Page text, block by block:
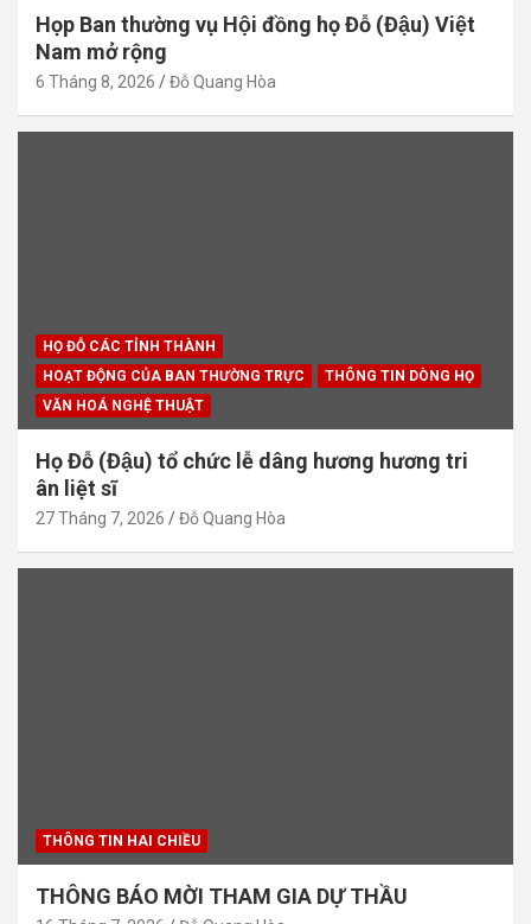
Họp Ban thường vụ Hội đồng họ Đỗ (Đậu) Việt
Nam mở rộng
6 Tháng 8, 2026 Đỗ Quang Hòa
HỌ ĐỖ CÁC TỈNH THÀNH
HOẠT ĐỘNG CỦA BAN THƯỜNG TRỰC
THÔNG TIN DÒNG HỌ
VĂN HOÁ NGHỆ THUẬT
Họ Đỗ (Đậu) tổ chức lễ dâng hương hương tri
ân liệt sĩ
27 Tháng 7, 2026 Đỗ Quang Hòa
THÔNG TIN HAI CHIỀU
THÔNG BÁO MỜI THAM GIA DỰ THẦU